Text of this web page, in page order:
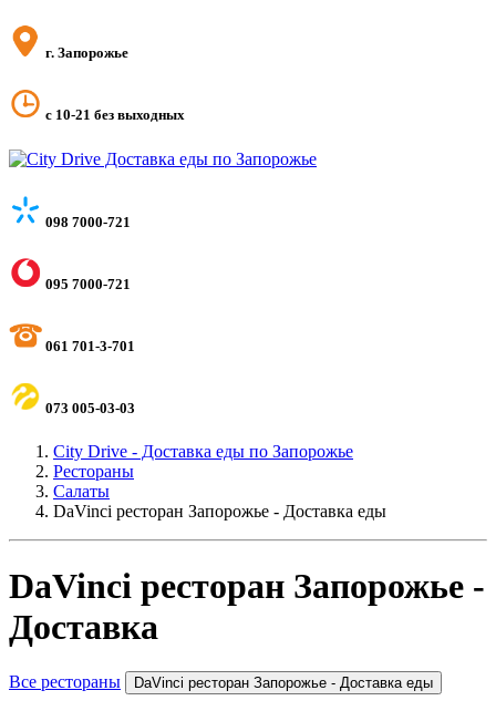
г. Запорожье
с 10-21 без выходных
098 7000-721
095 7000-721
061 701-3-701
073 005-03-03
City Drive - Доставка еды по Запорожье
Рестораны
Салаты
DaVinci ресторан Запорожье - Доставка еды
DaVinci ресторан Запорожье -
Доставка
Все рестораны DaVinci ресторан Запорожье - Доставка еды